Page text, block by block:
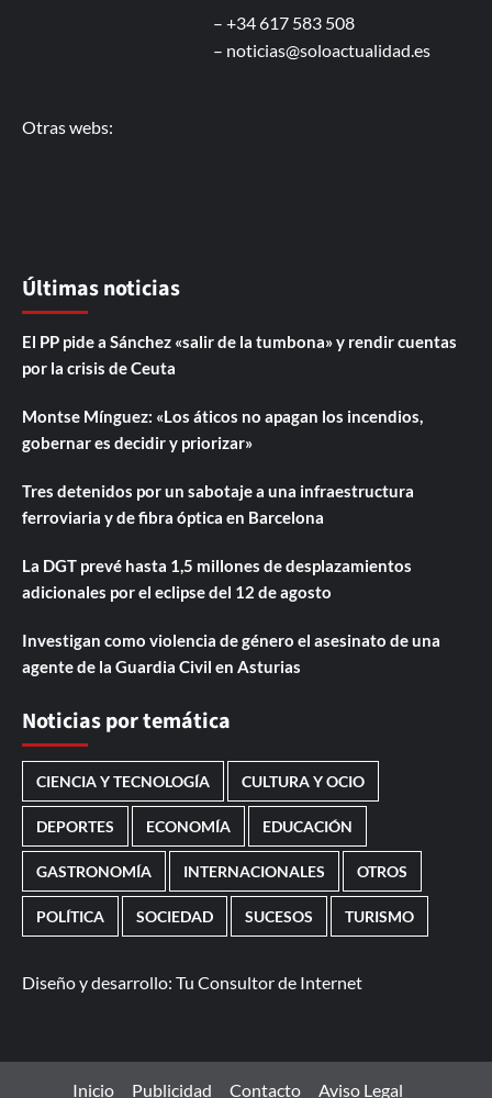
– +34 617 583 508
– noticias@soloactualidad.es
Otras webs:
Últimas noticias
El PP pide a Sánchez «salir de la tumbona» y rendir cuentas
por la crisis de Ceuta
Montse Mínguez: «Los áticos no apagan los incendios,
gobernar es decidir y priorizar»
Tres detenidos por un sabotaje a una infraestructura
ferroviaria y de fibra óptica en Barcelona
La DGT prevé hasta 1,5 millones de desplazamientos
adicionales por el eclipse del 12 de agosto
Investigan como violencia de género el asesinato de una
agente de la Guardia Civil en Asturias
Noticias por temática
CIENCIA Y TECNOLOGÍA CULTURA Y OCIO
DEPORTES ECONOMÍA EDUCACIÓN
GASTRONOMÍA INTERNACIONALES OTROS
POLÍTICA SOCIEDAD SUCESOS TURISMO
Diseño y desarrollo: Tu Consultor de Internet
Inicio Publicidad Contacto Aviso Legal